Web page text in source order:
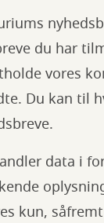
du har
vores
Du kan til
data i
kun,